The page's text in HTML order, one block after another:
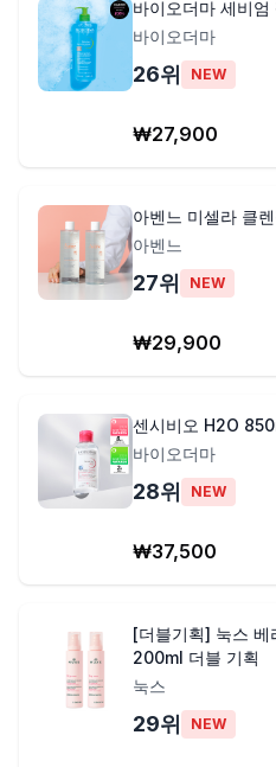
바이오더마 세비
바이오더마
26위 NEW
₩27,900
아벤느 미셀라 클
아벤느
27위 NEW
₩29,900
센시비오 H2O
바이오더마
28위 NEW
₩37,500
[더블기획] 눅스 베
200ml 더블 기획
눅스
29위 NEW